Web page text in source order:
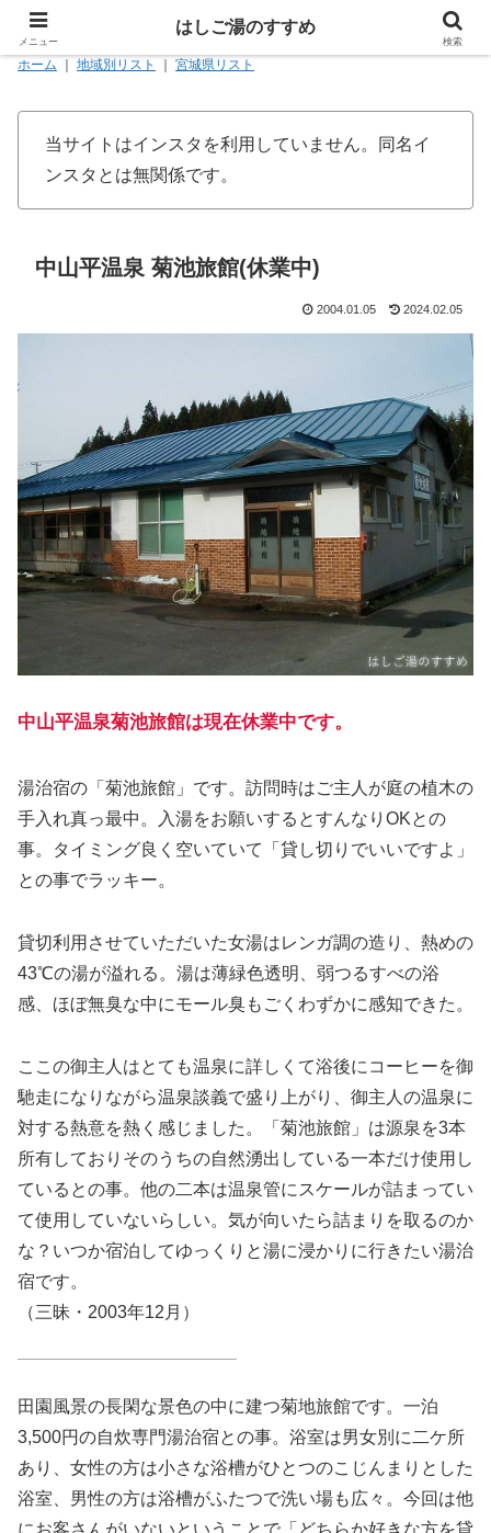
ホーム 地域別リスト 宮城県リスト
当サイトはインスタを利用していません。同名イ
ンスタとは無関係です。
中山平温泉 菊池旅館(休業中)
2004.01.05 2024.02.05
中山平温泉菊池旅館は現在休業中です。
湯治宿の「菊池旅館」です。訪問時はご主人が庭の植木の
手入れ真っ最中。入湯をお願いするとすんなりOKとの
事。タイミング良く空いていて「貸し切りでいいですよ」
との事でラッキー。
貸切利用させていただいた女湯はレンガ調の造り、熱めの
43℃の湯が溢れる。湯は薄緑色透明、弱つるすべの浴
感、ほぼ無臭な中にモール臭もごくわずかに感知できた。
ここの御主人はとても温泉に詳しくて浴後にコーヒーを御
馳走になりながら温泉談義で盛り上がり、御主人の温泉に
対する熱意を熱く感じました。「菊池旅館」は源泉を3本
所有しておりそのうちの自然湧出している一本だけ使用し
ているとの事。他の二本は温泉管にスケールが詰まってい
て使用していないらしい。気が向いたら詰まりを取るのか
な？いつか宿泊してゆっくりと湯に浸かりに行きたい湯治
宿です。
（三昧・2003年12月）
田園風景の長閑な景色の中に建つ菊地旅館です。一泊
3,500円の自炊専門湯治宿との事。浴室は男女別に二ケ所
あり、女性の方は小さな浴槽がひとつのこじんまりとした
浴室、男性の方は浴槽がふたつで洗い場も広々。今回は他
メニュー
はしご湯のすすめ
検索